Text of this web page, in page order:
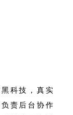
科技，真实
责后台协作